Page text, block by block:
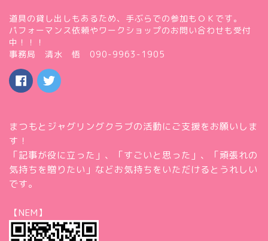
道具の貸し出しもあるため、手ぶらでの参加もＯＫです。
パフォーマンス依頼やワークショップのお問い合わせも受付
中！！！
事務局 清水 悟 090-9963-1905
まつもとジャグリングクラブの活動にご支援をお願いしま
す！
「記事が役に立った」、「すごいと思った」、「頑張れの
気持ちを贈りたい」などお気持ちをいただけるとうれしい
です。
【NEM】